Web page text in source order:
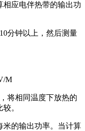
应电伴热带的输出功
分钟以上，然后测量
M
将相同温度下放热的
。
米的输出功率。当计算